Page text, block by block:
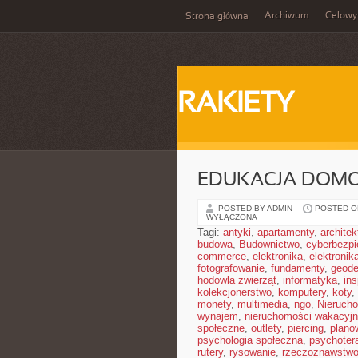
Strona główna Archiwum
RAKIETY
EDUKACJA
POSTED BY ADMIN POSTED
WYŁĄCZONA
Tagi: antyki, apartamenty,
budowa, Budownictwo,
commerce, elektronika,
fotografowanie, fundamenty,
hodowla zwierząt, informatyka,
kolekcjonerstwo, komputery, koty,
monety, multimedia, ngo,
wynajem, nieruchomości
społeczne, outlety, piercing,
psychologia społeczna,
rutery, rysowanie, rzeczoznawstwo